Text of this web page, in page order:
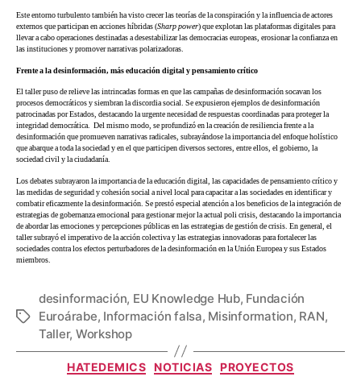
Este entorno turbulento también ha visto crecer las teorías de la conspiración y la influencia de actores
externos que participan en acciones híbridas (Sharp power) que explotan las plataformas digitales para
llevar a cabo operaciones destinadas a desestabilizar las democracias europeas, erosionar la confianza en
las instituciones y promover narrativas polarizadoras.
Frente a la desinformación, más educación digital y pensamiento crítico
El taller puso de relieve las intrincadas formas en que las campañas de desinformación socavan los
procesos democráticos y siembran la discordia social. Se expusieron ejemplos de desinformación
patrocinadas por Estados, destacando la urgente necesidad de respuestas coordinadas para proteger la
integridad democrática. Del mismo modo, se profundizó en la creación de resiliencia frente a la
desinformación que promueven narrativas radicales, subrayándose la importancia del enfoque holístico
que abarque a toda la sociedad y en el que participen diversos sectores, entre ellos, el gobierno, la
sociedad civil y la ciudadanía.
Los debates subrayaron la importancia de la educación digital, las capacidades de pensamiento crítico y
las medidas de seguridad y cohesión social a nivel local para capacitar a las sociedades en identificar y
combatir eficazmente la desinformación. Se prestó especial atención a los beneficios de la integración de
estrategias de gobernanza emocional para gestionar mejor la actual poli crisis, destacando la importancia
de abordar las emociones y percepciones públicas en las estrategias de gestión de crisis. En general, el
taller subrayó el imperativo de la acción colectiva y las estrategias innovadoras para fortalecer las
sociedades contra los efectos perturbadores de la desinformación en la Unión Europea y sus Estados
miembros.
desinformación, EU Knowledge Hub, Fundación
Euroárabe, Información falsa, Misinformation, RAN,
Taller, Workshop
HATEDEMICS NOTICIAS PROYECTOS